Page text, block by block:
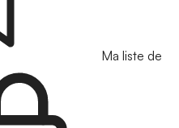
Ma liste de